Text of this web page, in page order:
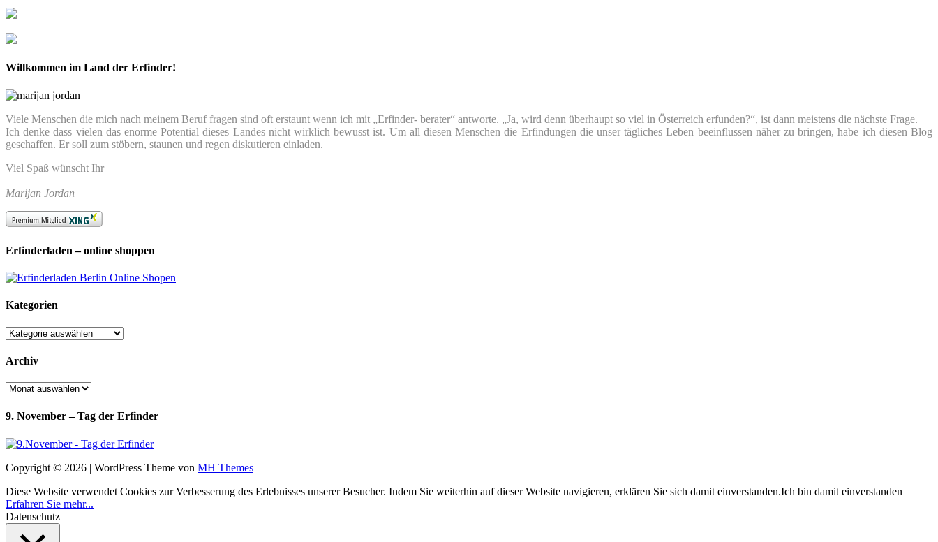
Willkommen im Land der Erfinder!
Viele Menschen die mich nach meinem Beruf fragen sind oft erstaunt wenn ich mit „Erfinder- berater“ antworte. „Ja, wird denn überhaupt so viel in Österreich erfunden?“, ist dann meistens die nächste Frage.
Ich denke dass vielen das enorme Potential dieses Landes nicht wirklich bewusst ist. Um all diesen Menschen die Erfindungen die unser tägliches Leben beeinflussen näher zu bringen, habe ich diesen Blog
geschaffen. Er soll zum stöbern, staunen und regen diskutieren einladen.
Viel Spaß wünscht Ihr
Marijan Jordan
Erfinderladen – online shoppen
Kategorien
Kategorien
Archiv
Archiv
9. November – Tag der Erfinder
Copyright © 2026 | WordPress Theme von MH Themes
Diese Website verwendet Cookies zur Verbesserung des Erlebnisses unserer Besucher. Indem Sie weiterhin auf dieser Website navigieren, erklären Sie sich damit einverstanden.Ich bin damit einverstanden
Erfahren Sie mehr...
Datenschutz